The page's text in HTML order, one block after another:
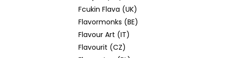
Fcukin Flava (UK)
Flavormonks (BE)
Flavour Art (IT)
Flavourit (CZ)